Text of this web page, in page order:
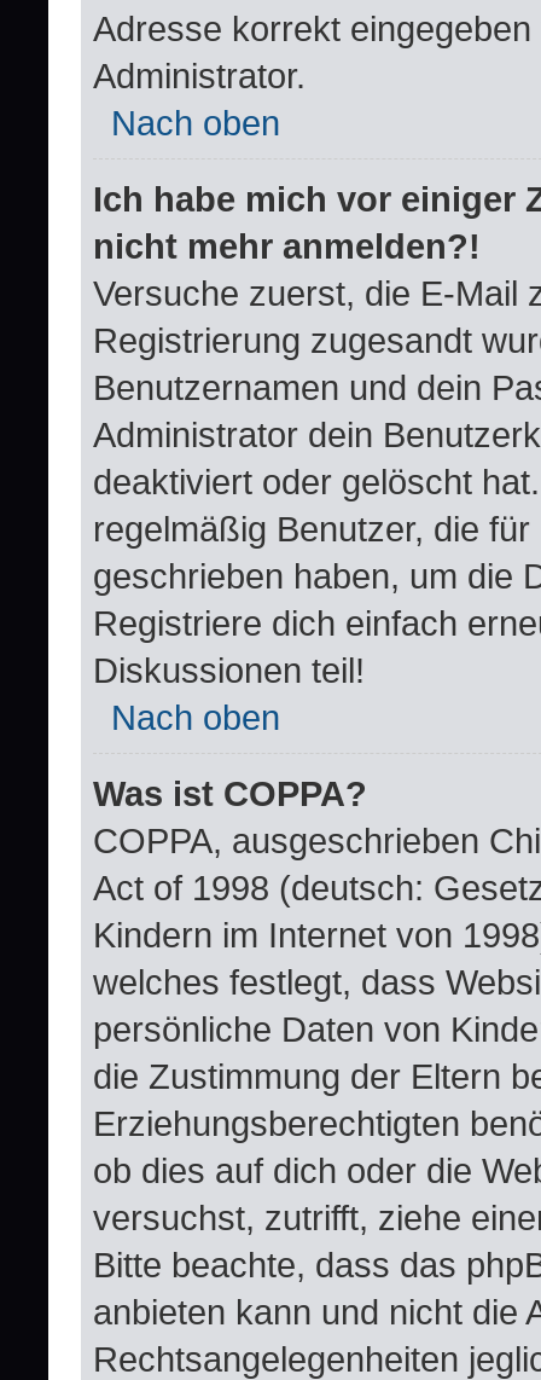
Adresse korrekt
Administrator.
Nach oben
Ich habe mich vor einiger
nicht mehr anmelden?!
Versuche zuerst, die E-Mail
Registrierung zugesandt
Benutzernamen und dein
Administrator dein
deaktiviert oder gelöscht
regelmäßig Benutzer, die
geschrieben haben, um die
Registriere dich einfach
Diskussionen teil!
Nach oben
Was ist COPPA?
COPPA, ausgeschrieben
Act of 1998 (deutsch:
Kindern im Internet von
welches festlegt, dass
persönliche Daten von
die Zustimmung der Eltern
Erziehungsberechtigten
ob dies auf dich oder die
versuchst, zutrifft, ziehe
Bitte beachte, dass das
anbieten kann und nicht die
Rechtsangelegenheiten